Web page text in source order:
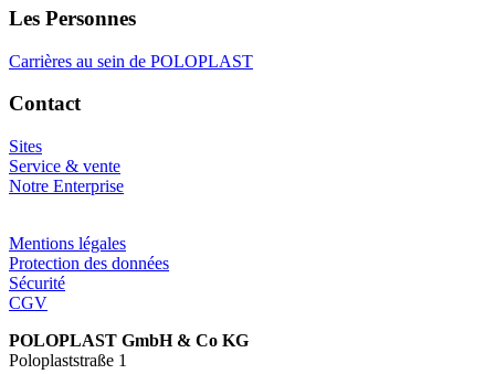
Les Personnes
Carrières au sein de POLOPLAST
Contact
Sites
Service & vente
Notre Enterprise
Mentions légales
Protection des données
Sécurité
CGV
POLOPLAST GmbH & Co KG
Poloplaststraße 1